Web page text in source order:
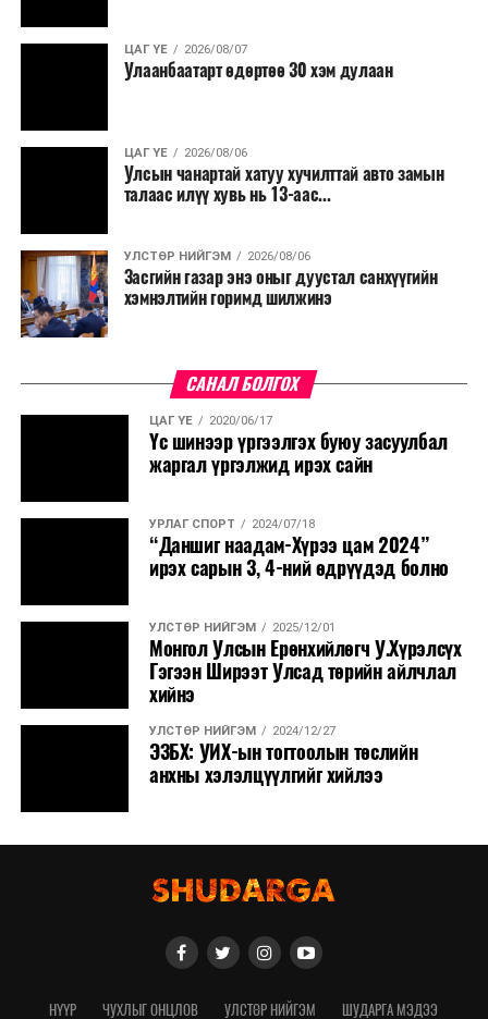
ЦАГ ҮЕ 2026/08/07
Улаанбаатарт өдөртөө 30 хэм дулаан
ЦАГ ҮЕ 2026/08/06
Улсын чанартай хатуу хучилттай авто замын
талаас илүү хувь нь 13-аас...
УЛСТӨР НИЙГЭМ 2026/08/06
Засгийн газар энэ оныг дуустал санхүүгийн
хэмнэлтийн горимд шилжинэ
САНАЛ БОЛГОХ
ЦАГ ҮЕ 2020/06/17
Үс шинээр үргээлгэх буюу засуулбал
жаргал үргэлжид ирэх сайн
УРЛАГ СПОРТ 2024/07/18
“Даншиг наадам-Хүрээ цам 2024”
ирэх сарын 3, 4-ний өдрүүдэд болно
УЛСТӨР НИЙГЭМ 2025/12/01
Монгол Улсын Ерөнхийлөгч У.Хүрэлсүх
Гэгээн Ширээт Улсад төрийн айлчлал
хийнэ
УЛСТӨР НИЙГЭМ 2024/12/27
ЭЗБХ: УИХ-ын тогтоолын төслийн
анхны хэлэлцүүлгийг хийлээ
НҮҮР ЧУХЛЫГ ОНЦЛОВ УЛСТӨР НИЙГЭМ ШУДАРГА МЭДЭЭ